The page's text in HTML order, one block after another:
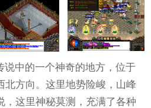
说中的一个神奇的地方，位于
北方向。这里地势险峻，山峰
，这里神秘莫测，充满了各种